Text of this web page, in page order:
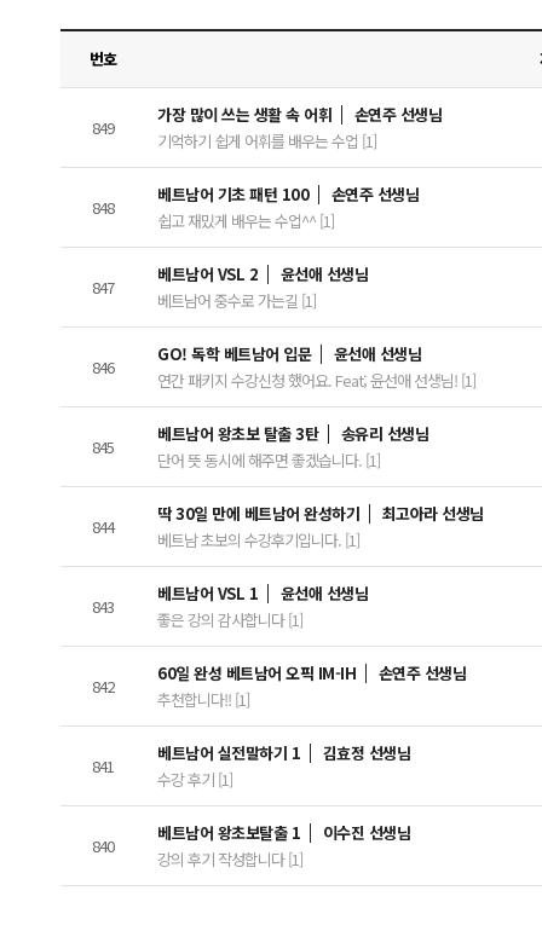
번호
849
가장 많이 쓰는 생활 속 어휘
손연주 선생님
기억하기 쉽게 어휘를 배우는 수업 [1]
848
베트남어 기초 패턴 100
손연주 선생님
쉽고 재밌게 배우는 수업^^ [1]
847
베트남어 VSL 2
윤선애 선생님
베트남어 중수로 가는길 [1]
846
GO! 독학 베트남어 입문
윤선애 선생님
연간 패키지 수강신청 했어요. Feat; 윤선애 선생님! [1]
845
베트남어 왕초보 탈출 3탄
송유리 선생님
단어 뜻 동시에 해주면 좋겠습니다. [1]
844
딱 30일 만에 베트남어 완성하기
최고아라 선생님
베트남 초보의 수강후기입니다. [1]
843
베트남어 VSL 1
윤선애 선생님
좋은 강의 감사합니다 [1]
842
60일 완성 베트남어 오픽 IM-IH
손연주 선생님
추천합니다!! [1]
841
베트남어 실전말하기 1
김효정 선생님
수강 후기 [1]
840
베트남어 왕초보탈출 1
이수진 선생님
강의 후기 작성합니다 [1]